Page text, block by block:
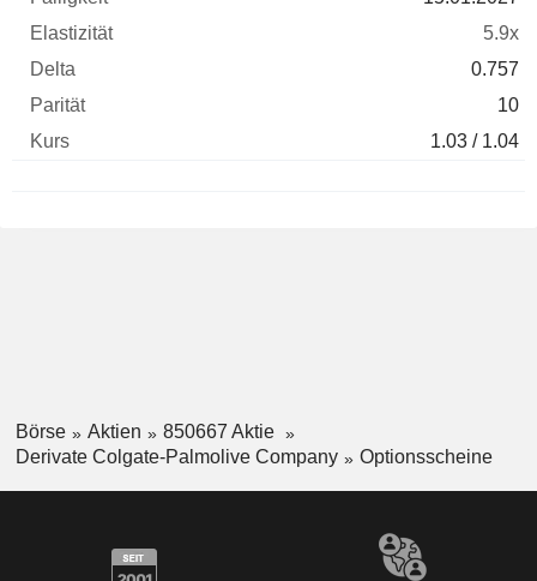
5.9x
0.757
10
1.03 / 1.04
Börse Aktien
850667 Aktie
Derivate Colgate-Palmolive Company
Optionsscheine